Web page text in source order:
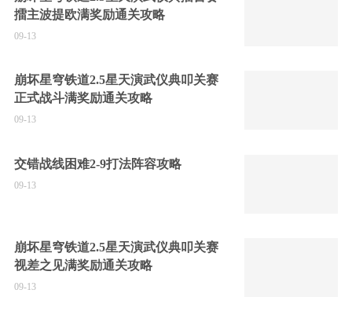
擂主波提欧满奖励通关攻略
09-13
崩坏星穹铁道2.5星天演武仪典叩关赛
正式战斗满奖励通关攻略
09-13
交错战线困难2-9打法阵容攻略
09-13
崩坏星穹铁道2.5星天演武仪典叩关赛
视差之见满奖励通关攻略
09-13